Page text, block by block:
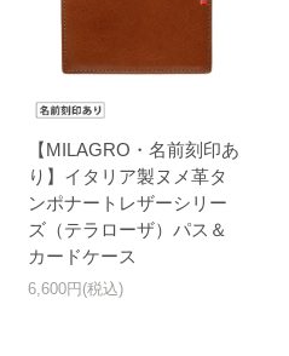
【MILAGRO・名前刻印あ
り】イタリア製ヌメ革タ
ンポナートレザーシリー
ズ（テラローザ）パス＆
カードケース
6,600円(税込)